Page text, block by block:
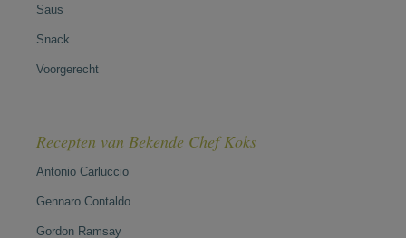
Saus
Snack
Voorgerecht
Recepten van Bekende Chef Koks
Antonio Carluccio
Gennaro Contaldo
Gordon Ramsay